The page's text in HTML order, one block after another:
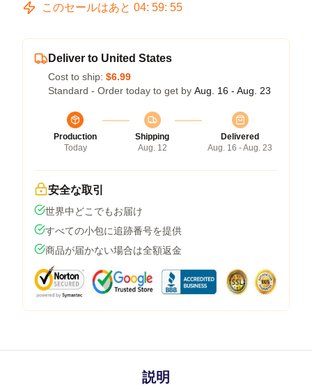
このセールはあと 04: 59: 54
Deliver to United States
Cost to ship: $6.99
Standard - Order today to get by Aug. 16 - Aug. 23
Production
Today
Shipping
Aug. 12
Delivered
Aug. 16 - Aug. 23
安全な取引
世界中どこでもお届け
すべての小包に追跡番号を提供
商品が届かない場合は全額返金
説明